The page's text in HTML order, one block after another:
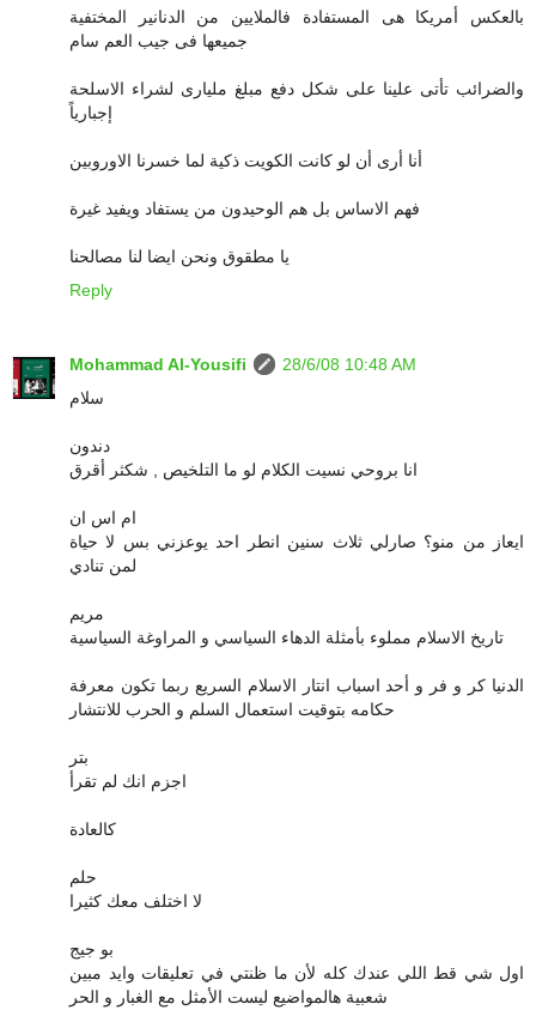
بالعكس أمريكا هى المستفادة فالملايين من الدنانير المختفية
جميعها فى جيب العم سام
والضرائب تأتى علينا على شكل دفع مبلغ مليارى لشراء الاسلحة
إجبارياً
أنا أرى أن لو كانت الكويت ذكية لما خسرنا الاوروبين
فهم الاساس بل هم الوحيدون من يستفاد ويفيد غيرة
يا مطقوق ونحن ايضا لنا مصالحنا
Reply
Mohammad Al-Yousifi
28/6/08 10:48 AM
سلام
دندون
انا بروحي نسيت الكلام لو ما التلخيص , شكثر أقرق
ام اس ان
ايعاز من منو؟ صارلي ثلاث سنين انطر احد يوعزني بس لا حياة
لمن تنادي
مريم
تاريخ الاسلام مملوء بأمثلة الدهاء السياسي و المراوغة السياسية
الدنيا كر و فر و أحد اسباب انتار الاسلام السريع ربما تكون معرفة
حكامه بتوقيت استعمال السلم و الحرب للانتشار
بتر
اجزم انك لم تقرأ
كالعادة
حلم
لا اختلف معك كثيرا
بو جيج
اول شي قط اللي عندك كله لأن ما ظنتي في تعليقات وايد مبين
شعبية هالمواضيع ليست الأمثل مع الغبار و الحر